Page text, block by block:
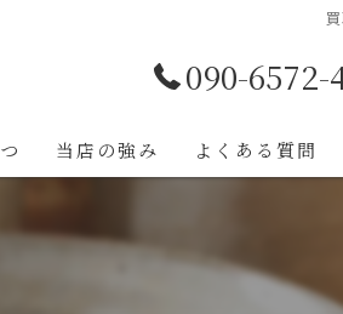
090-6572-
当店の強み よくある質問